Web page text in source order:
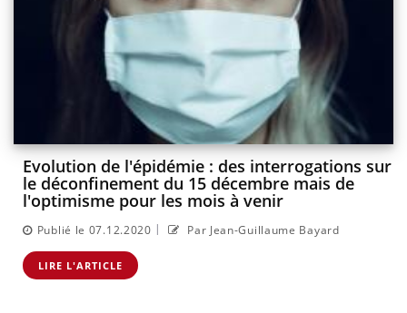
Evolution de l'épidémie : des interrogations sur
le déconfinement du 15 décembre mais de
l'optimisme pour les mois à venir
Publié le 07.12.2020 | Par Jean-Guillaume Bayard
LIRE L'ARTICLE